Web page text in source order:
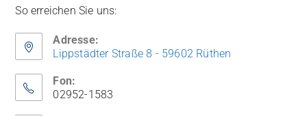
So erreichen Sie uns:
Adresse:
Lippstädter Straße 8 - 59602 Rüthen
Fon:
02952-1583